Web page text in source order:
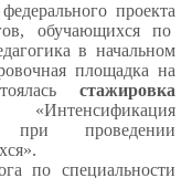
проекта
обучающихся по
в начальном
площадка на
стажировка
при проведении
по специальности